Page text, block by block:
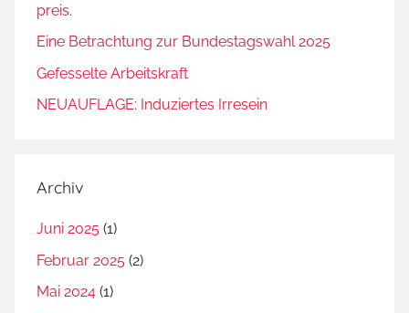
preis.
Eine Betrachtung zur Bundestagswahl 2025
Gefesselte Arbeitskraft
NEUAUFLAGE: Induziertes Irresein
Archiv
Juni 2025 (1)
Februar 2025 (2)
Mai 2024 (1)